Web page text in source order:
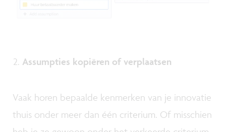
Assumpties kopiëren of verplaatsen
Vaak horen bepaalde kenmerken van je innovatie
thuis onder meer dan één criterium. Of misschien